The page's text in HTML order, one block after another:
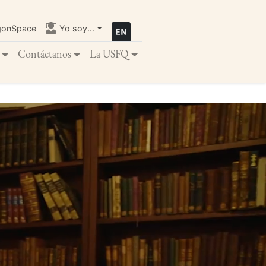
Yo soy...
Contáctanos La USFQ